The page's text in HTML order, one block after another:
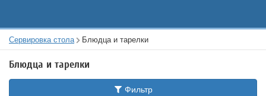
Сервировка стола Блюдца и тарелки
Блюдца и тарелки
Фильтр